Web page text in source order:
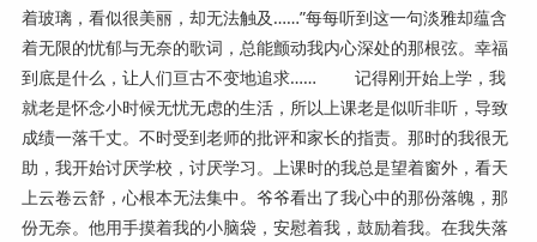
着玻璃，看似很美丽，却无法触及……”每每听到这一句淡雅却蕴含
着无限的忧郁与无奈的歌词，总能颤动我内心深处的那根弦。幸福
到底是什么，让人们亘古不变地追求…… 记得刚开始上学，我
就老是怀念小时候无忧无虑的生活，所以上课老是似听非听，导致
成绩一落千丈。不时受到老师的批评和家长的指责。那时的我很无
助，我开始讨厌学校，讨厌学习。上课时的我总是望着窗外，看天
上云卷云舒，心根本无法集中。爷爷看出了我心中的那份落魄，那
份无奈。他用手摸着我的小脑袋，安慰着我，鼓励着我。在我失落